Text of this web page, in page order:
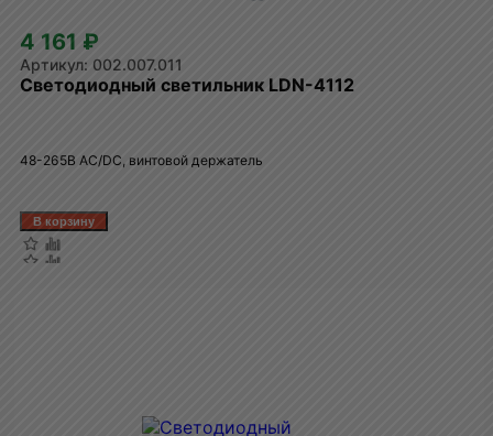
4 161 ₽
002.007.011
Светодиодный светильник LDN-4112
48-265В AC/DC, винтовой держатель